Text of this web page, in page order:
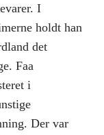
I
holdt han
det
Faa
i
Der var